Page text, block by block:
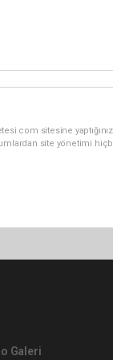
sitesine
site yönetimi
Galeri